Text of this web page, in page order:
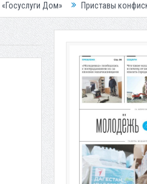
Приставы конфисковали двух